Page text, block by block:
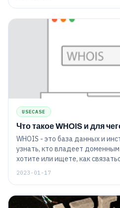
USECASE
Что такое WHOIS и для
WHOIS - это база данных и
узнать, кто владеет
хотите или ищете, как
истекает срок владения.
2023-01-17